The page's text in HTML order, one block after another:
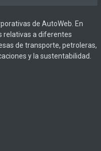
de AutoWeb. En
relativas a diferentes
de transporte, petroleras,
y la sustentabilidad.